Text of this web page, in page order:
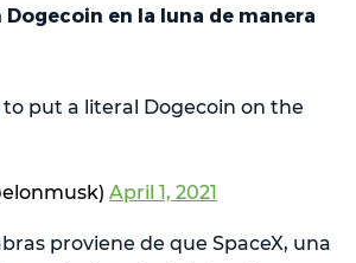
en la luna de manera
to put a literal Dogecoin on the
April 1, 2021
proviene de que SpaceX, una